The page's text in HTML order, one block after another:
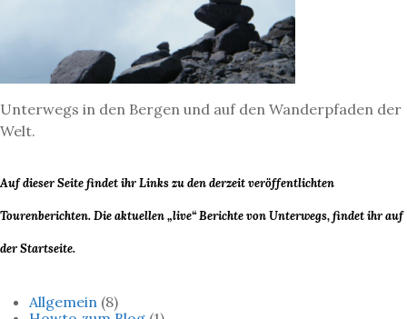
Unterwegs in den Bergen und auf den Wanderpfaden der
Welt.
Auf dieser Seite findet ihr Links zu den derzeit veröffentlichten
Tourenberichten. Die aktuellen „live“ Berichte von Unterwegs, findet ihr auf
der Startseite.
Allgemein (8)